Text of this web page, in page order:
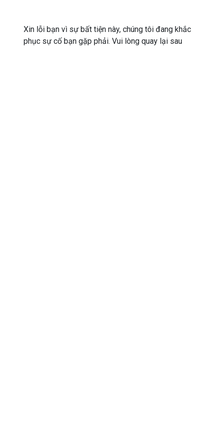
Xin lỗi bạn vì sự bất tiện này, chúng tôi đang khắc
phục sự cố bạn gặp phải. Vui lòng quay lại sau